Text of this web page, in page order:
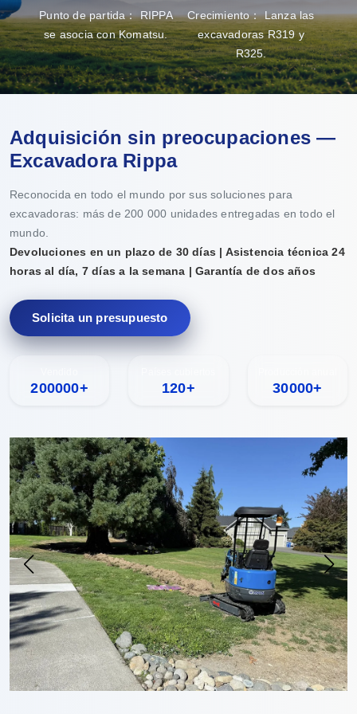
Punto de partida： RIPPA
se asocia con Komatsu.
Crecimiento： Lanza las
excavadoras R319 y
R325.
Adquisición sin preocupaciones —
Excavadora Rippa
Reconocida en todo el mundo por sus soluciones para
excavadoras: más de 200 000 unidades entregadas en todo el
mundo.
Devoluciones en un plazo de 30 días | Asistencia técnica 24
horas al día, 7 días a la semana | Garantía de dos años
Solicita un presupuesto
200000+ 120+ 30000+